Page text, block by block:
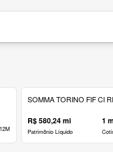
SOMMA TORINO FIF CI
R$ 580,24 mi
Patrimônio Líquido
1